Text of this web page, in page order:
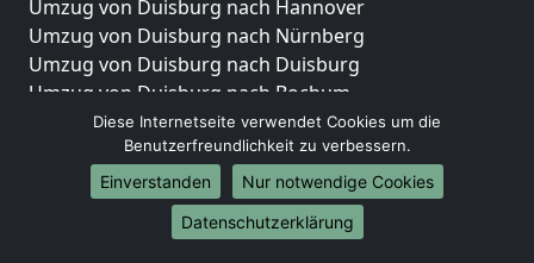
Umzug von Duisburg nach Hannover
Umzug von Duisburg nach Nürnberg
Umzug von Duisburg nach Duisburg
Umzug von Duisburg nach Bochum
Umzug von Duisburg nach Wuppertal
Umzug von Duisburg nach Bielefeld
Umzug von Duisburg nach Bonn
Umzug von Duisburg nach Münster
Diese Internetseite verwendet Cookies um die
Benutzerfreundlichkeit zu verbessern.
Einverstanden
Nur notwendige Cookies
Datenschutzerklärung